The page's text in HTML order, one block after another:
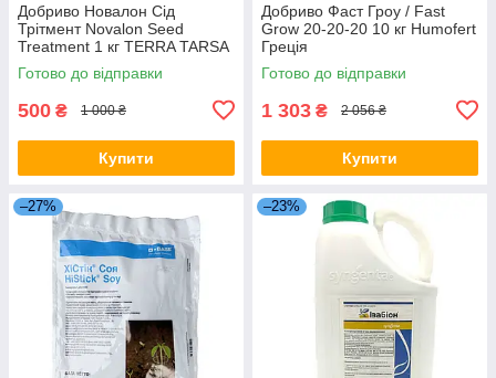
Добриво Новалон Сід
Трітмент Novalon Seed
Treatment 1 кг TERRA TARSA
Туреччина
Готово до відправки
500 ₴ 1 000 ₴
Купити
Добриво Фаст Гроу / Fast
Grow 20-20-20 10 кг Humofert
Греція
Готово до відправки
1 303 ₴ 2 056 ₴
Купити
–27% –23%